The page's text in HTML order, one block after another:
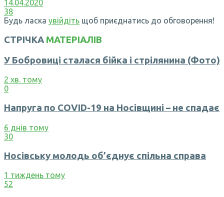
14.04.2020
38
Будь ласка увійдіть щоб приєднатись до обговорення!
СТРІЧКА МАТЕРІАЛІВ
У Бобровиці сталася бійка і стрілянина (Фото)
2 хв. тому
0
Напруга по COVID-19 на Носівщині – не спадає
6 днів тому
30
Носівську молодь об’єднує спільна справа
1 тиждень тому
52